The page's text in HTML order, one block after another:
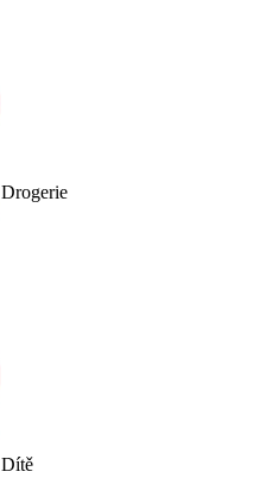
Drogerie
Dítě